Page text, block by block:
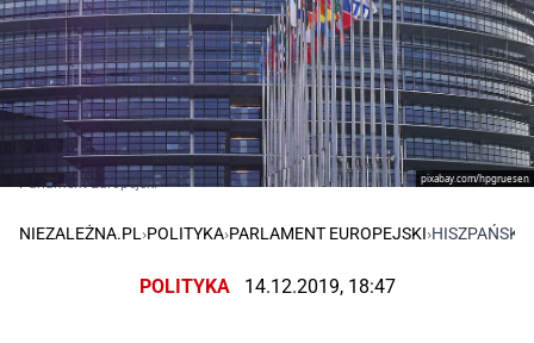
pixabay.com/hpgruesen
Parlament Europejski
NIEZALEŻNA.PL›POLITYKA›PARLAMENT EUROPEJSKI›
POLITYKA 14.12.2019, 18:47